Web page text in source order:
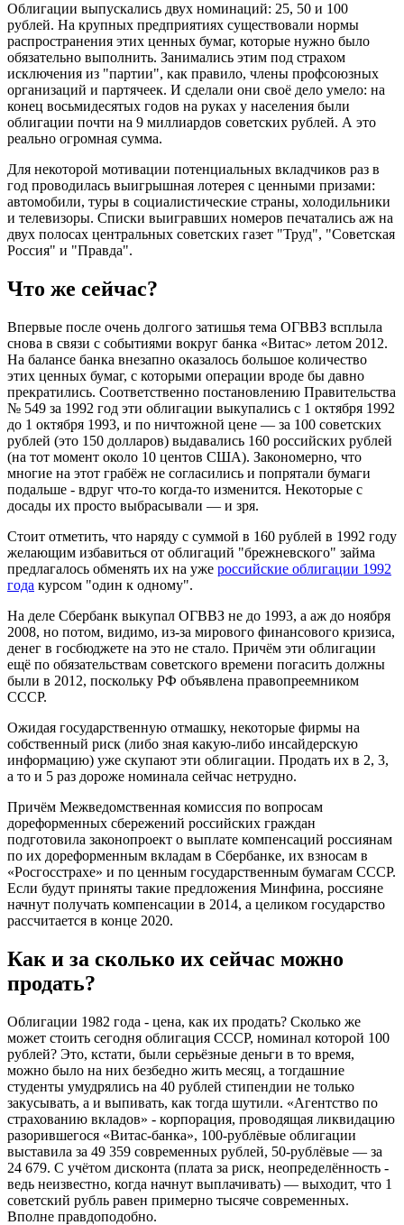
Облигации выпускались двух номинаций: 25, 50 и 100
рублей. На крупных предприятиях существовали нормы
распространения этих ценных бумаг, которые нужно было
обязательно выполнить. Занимались этим под страхом
исключения из "партии", как правило, члены профсоюзных
организаций и партячеек. И сделали они своё дело умело: на
конец восьмидесятых годов на руках у населения были
облигации почти на 9 миллиардов советских рублей. А это
реально огромная сумма.
Для некоторой мотивации потенциальных вкладчиков раз в
год проводилась выигрышная лотерея с ценными призами:
автомобили, туры в социалистические страны, холодильники
и телевизоры. Списки выигравших номеров печатались аж на
двух полосах центральных советских газет "Труд", "Советская
Россия" и "Правда".
Что же сейчас?
Впервые после очень долгого затишья тема ОГВВЗ всплыла
снова в связи с событиями вокруг банка «Витас» летом 2012.
На балансе банка внезапно оказалось большое количество
этих ценных бумаг, с которыми операции вроде бы давно
прекратились. Соответственно постановлению Правительства
№ 549 за 1992 год эти облигации выкупались с 1 октября 1992
до 1 октября 1993, и по ничтожной цене — за 100 советских
рублей (это 150 долларов) выдавались 160 российских рублей
(на тот момент около 10 центов США). Закономерно, что
многие на этот грабёж не согласились и попрятали бумаги
подальше - вдруг что-то когда-то изменится. Некоторые с
досады их просто выбрасывали — и зря.
Стоит отметить, что наряду с суммой в 160 рублей в 1992 году
желающим избавиться от облигаций "брежневского" займа
предлагалось обменять их на уже российские облигации 1992
года курсом "один к одному".
На деле Сбербанк выкупал ОГВВЗ не до 1993, а аж до ноября
2008, но потом, видимо, из-за мирового финансового кризиса,
денег в госбюджете на это не стало. Причём эти облигации
ещё по обязательствам советского времени погасить должны
были в 2012, поскольку РФ объявлена правопреемником
СССР.
Ожидая государственную отмашку, некоторые фирмы на
собственный риск (либо зная какую-либо инсайдерскую
информацию) уже скупают эти облигации. Продать их в 2, 3,
а то и 5 раз дороже номинала сейчас нетрудно.
Причём Межведомственная комиссия по вопросам
дореформенных сбережений российских граждан
подготовила законопроект о выплате компенсаций россиянам
по их дореформенным вкладам в Сбербанке, их взносам в
«Росгосстрахе» и по ценным государственным бумагам СССР.
Если будут приняты такие предложения Минфина, россияне
начнут получать компенсации в 2014, а целиком государство
рассчитается в конце 2020.
Как и за сколько их сейчас можно
продать?
Облигации 1982 года - цена, как их продать? Сколько же
может стоить сегодня облигация СССР, номинал которой 100
рублей? Это, кстати, были серьёзные деньги в то время,
можно было на них безбедно жить месяц, а тогдашние
студенты умудрялись на 40 рублей стипендии не только
закусывать, а и выпивать, как тогда шутили. «Агентство по
страхованию вкладов» - корпорация, проводящая ликвидацию
разорившегося «Витас-банка», 100-рублёвые облигации
выставила за 49 359 современных рублей, 50-рублёвые — за
24 679. С учётом дисконта (плата за риск, неопределённость -
ведь неизвестно, когда начнут выплачивать) — выходит, что 1
советский рубль равен примерно тысяче современных.
Вполне правдоподобно.